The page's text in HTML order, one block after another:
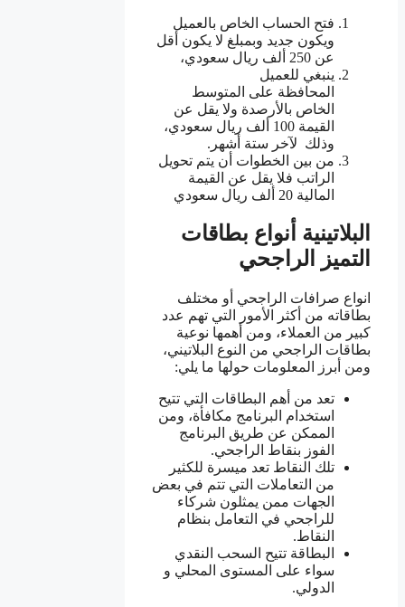
فتح الحساب الخاص بالعميل
ويكون جديد وبمبلغ لا يكون أقل
عن 250 ألف ريال سعودي،
ينبغي للعميل
المحافظة على المتوسط
الخاص بالأرصدة ولا يقل عن
القيمة 100 ألف ريال سعودي،
وذلك لآخر ستة أشهر.
من بين الخطوات أن يتم تحويل
الراتب فلا يقل عن القيمة
المالية 20 ألف ريال سعودي
البلاتينية أنواع بطاقات
التميز الراجحي
انواع صرافات الراجحي أو مختلف
بطاقاته من أكثر الأمور التي تهم عدد
كبير من العملاء، ومن أهمها نوعية
بطاقات الراجحي من النوع البلاتيني،
ومن أبرز المعلومات حولها ما يلي:
تعد من أهم البطاقات التي تتيح
استخدام البرنامج مكافأة، ومن
الممكن عن طريق البرنامج
الفوز بنقاط الراجحي.
تلك النقاط تعد ميسرة للكثير
من التعاملات التي تتم في بعض
الجهات ممن يمثلون شركاء
للراجحي في التعامل بنظام
النقاط.
البطاقة تتيح السحب النقدي
سواء على المستوى المحلي و
الدولي.